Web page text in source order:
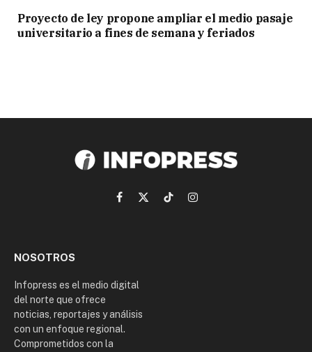
Proyecto de ley propone ampliar el medio pasaje
universitario a fines de semana y feriados
Facebook
X
TikTokInstagram
NOSOTROS
Infopress es el medio digital
del norte que ofrece
noticias, reportajes y análisis
con un enfoque regional.
Comprometidos con la